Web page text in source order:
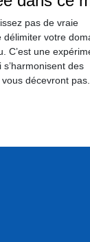
pas de vraie
votre
C’est une
des
décevront